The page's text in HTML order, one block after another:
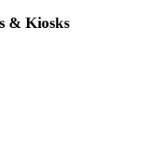
& Kiosks